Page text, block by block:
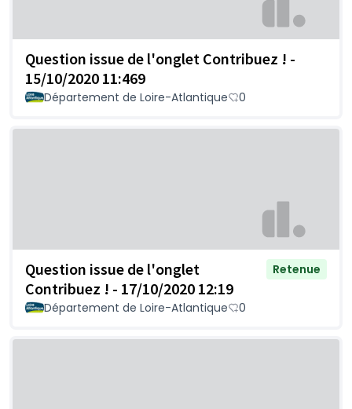
Question issue de l'onglet Contribuez ! -
15/10/2020 11:469
Département de Loire-Atlantique 0
Question issue de l'onglet
Contribuez ! - 17/10/2020 12:19
Retenue
Département de Loire-Atlantique 0